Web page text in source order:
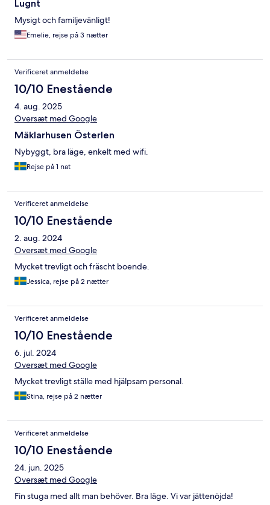
Lugnt
Mysigt och familjevänligt!
Emelie, rejse på 3 nætter
Verificeret anmeldelse
10/10 Enestående
4. aug. 2025
Oversæt med Google
Mäklarhusen Österlen
Nybyggt, bra läge, enkelt med wifi.
Rejse på 1 nat
Verificeret anmeldelse
10/10 Enestående
2. aug. 2024
Oversæt med Google
Mycket trevligt och fräscht boende.
Jessica, rejse på 2 nætter
Verificeret anmeldelse
10/10 Enestående
6. jul. 2024
Oversæt med Google
Mycket trevligt ställe med hjälpsam personal.
Stina, rejse på 2 nætter
Verificeret anmeldelse
10/10 Enestående
24. jun. 2025
Oversæt med Google
Fin stuga med allt man behöver. Bra läge. Vi var jättenöjda!